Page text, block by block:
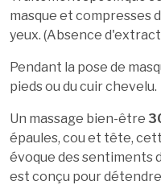
masque et compresses
yeux. (Absence
Pendant la pose de
pieds ou du cuir chevelu.
Un massage bien-être
épaules, cou et tête,
évoque des sentiments
est conçu pour